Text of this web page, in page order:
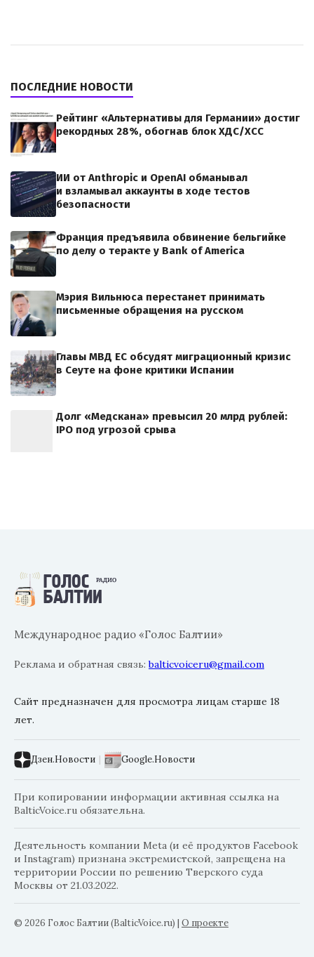
ПОСЛЕДНИЕ НОВОСТИ
Рейтинг «Альтернативы для Германии» достиг
рекордных 28%, обогнав блок ХДС/ХСС
ИИ от Anthropic и OpenAI обманывал
и взламывал аккаунты в ходе тестов
безопасности
Франция предъявила обвинение бельгийке
по делу о теракте у Bank of America
Мэрия Вильнюса перестанет принимать
письменные обращения на русском
Главы МВД ЕС обсудят миграционный кризис
в Сеуте на фоне критики Испании
Долг «Медскана» превысил 20 млрд рублей:
IPO под угрозой срыва
Международное радио «Голос Балтии»
Реклама и обратная связь:balticvoiceru@gmail.com
Сайт предназначен для просмотра лицам старше 18
лет.
Дзен.Новости | Google.Новости
При копировании информации активная ссылка на
BalticVoice.ru обязательна.
Деятельность компании Meta (и её продуктов Facebook
и Instagram) признана экстремистской, запрещена на
территории России по решению Тверского суда
Москвы от 21.03.2022.
© 2026 Голос Балтии (BalticVoice.ru) | О проекте